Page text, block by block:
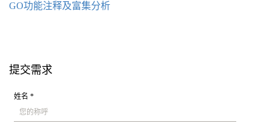
GO功能注释及富集分析
提交需求
姓名 *